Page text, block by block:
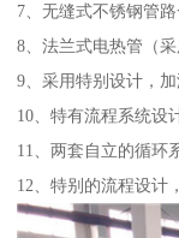
7、无缝式不锈钢管
8、法兰式电热管（
9、采用特别设计，
10、特有流程系统设
11、两套自立的循环
12、特别的流程设计